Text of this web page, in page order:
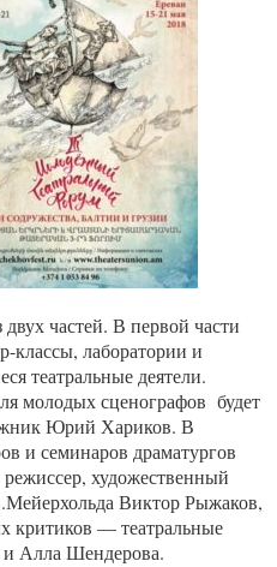
частей. В первой части
классы, лаборатории и
театральные деятели.
молодых сценографов будет
Юрий Хариков. В
и семинаров драматургов
режиссер, художественный
Виктор Рыжаков,
критиков — театральные
и Алла Шендерова.